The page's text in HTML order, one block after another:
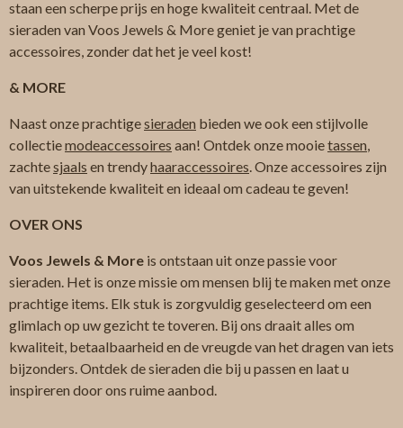
staan een scherpe prijs en hoge kwaliteit centraal. Met de
sieraden van Voos Jewels & More geniet je van prachtige
accessoires, zonder dat het je veel kost!
& MORE
Naast onze prachtigesieraden bieden we ook een stijlvolle
collectiemodeaccessoires aan! Ontdek onze mooietassen,
zachtesjaals en trendyhaaraccessoires. Onze accessoires zijn
van uitstekende kwaliteit en ideaal om cadeau te geven!
OVER ONS
Voos Jewels & More is ontstaan uit onze passie voor
sieraden. Het is onze missie om mensen blij te maken met onze
prachtige items. Elk stuk is zorgvuldig geselecteerd om een
glimlach op uw gezicht te toveren. Bij ons draait alles om
kwaliteit, betaalbaarheid en de vreugde van het dragen van iets
bijzonders. Ontdek de sieraden die bij u passen en laat u
inspireren door ons ruime aanbod.